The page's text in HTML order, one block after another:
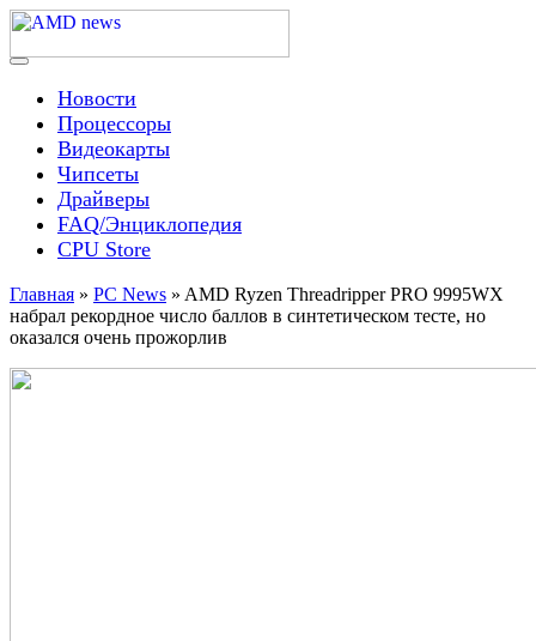
Skip
content
AMD news
Menu
Новости
Процессоры
Видеокарты
Чипсеты
Драйверы
FAQ/Энциклопедия
CPU Store
Главная » PC News » AMD Ryzen Threadripper PRO 9995WX
набрал рекордное число баллов в синтетическом тесте, но
оказался очень прожорлив